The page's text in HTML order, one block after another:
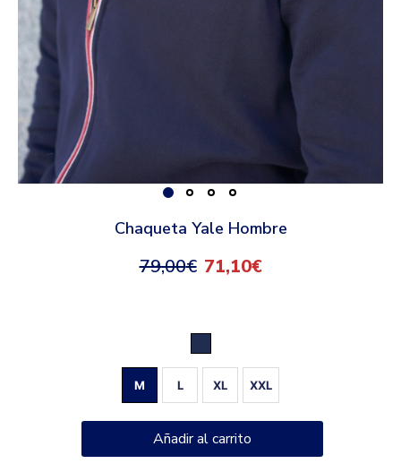
Chaqueta Yale Hombre
79,00€ 71,10€
Marino
M L XL XXL
Añadir al carrito